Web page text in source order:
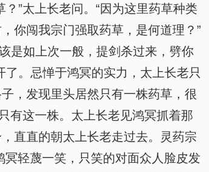
”太上长老问。“因为这里药草种类
你闯我宗门强取药草，是何道理？”
是如上次一般，提剑杀过来，劈你
。忌惮于鸿冥的实力，太上长老只
，发现里头居然只有一株药草，很
有这一株。太上长老见鸿冥抓着那
直直的朝太上长老走过去。灵药宗
轻蔑一笑，只笑的对面众人脸皮发